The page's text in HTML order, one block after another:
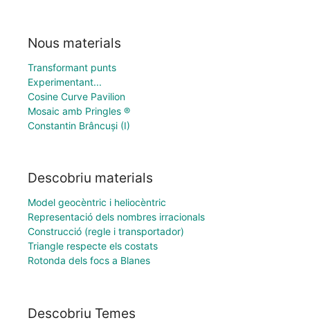
Nous materials
Transformant punts
Experimentant...
Cosine Curve Pavilion
Mosaic amb Pringles ®
Constantin Brâncuși (I)
Descobriu materials
Model geocèntric i heliocèntric
Representació dels nombres irracionals
Construcció (regle i transportador)
Triangle respecte els costats
Rotonda dels focs a Blanes
Descobriu Temes